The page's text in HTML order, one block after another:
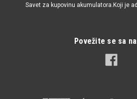
Savet za kupovinu akumulatora.Koji je
Povežite se sa